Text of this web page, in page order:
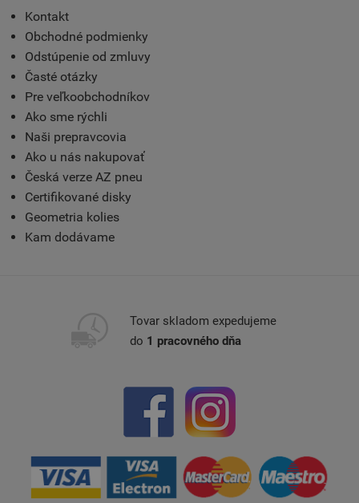
Kontakt
Obchodné podmienky
Odstúpenie od zmluvy
Časté otázky
Pre veľkoobchodníkov
Ako sme rýchli
Naši prepravcovia
Ako u nás nakupovať
Česká verze AZ pneu
Certifikované disky
Geometria kolies
Kam dodávame
Tovar skladom expedujeme
do 1 pracovného dňa